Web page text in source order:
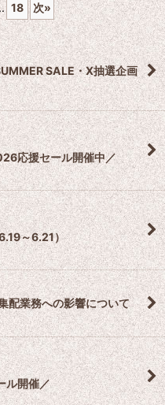
18 次»
SALE・X抽選企画
応援セール開催中／
～6.21）
配業務への影響について
ル開催／